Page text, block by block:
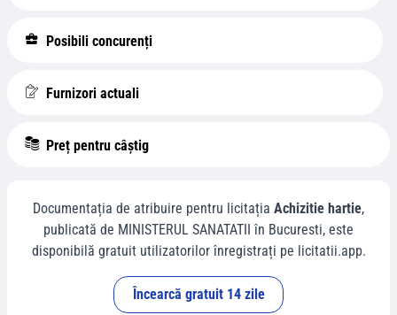
Posibili concurenți
Furnizori actuali
Preț pentru câștig
Documentația de atribuire pentru licitația Achizitie hartie,
publicată de MINISTERUL SANATATII în Bucuresti, este
disponibilă gratuit utilizatorilor înregistrați pe licitatii.app.
Încearcă gratuit 14 zile